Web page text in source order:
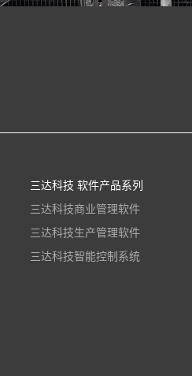
三达科技 软件产品系列
三达科技商业管理软件
三达科技生产管理软件
三达科技智能控制系统